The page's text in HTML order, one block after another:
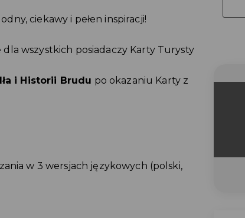
ciekawy i pełen inspiracji!
wszystkich posiadaczy Karty Turysty
i Historii Brudu po okazaniu Karty z
w 3 wersjach językowych (polski,